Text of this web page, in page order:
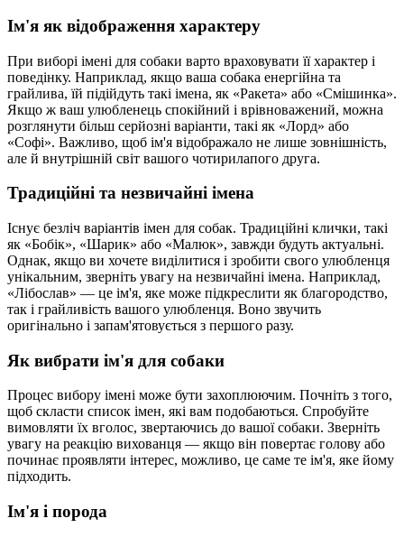
Ім'я як відображення характеру
При виборі імені для собаки варто враховувати її характер і
поведінку. Наприклад, якщо ваша собака енергійна та
грайлива, їй підійдуть такі імена, як «Ракета» або «Смішинка».
Якщо ж ваш улюбленець спокійний і врівноважений, можна
розглянути більш серйозні варіанти, такі як «Лорд» або
«Софі». Важливо, щоб ім'я відображало не лише зовнішність,
але й внутрішній світ вашого чотирилапого друга.
Традиційні та незвичайні імена
Існує безліч варіантів імен для собак. Традиційні клички, такі
як «Бобік», «Шарик» або «Малюк», завжди будуть актуальні.
Однак, якщо ви хочете виділитися і зробити свого улюбленця
унікальним, зверніть увагу на незвичайні імена. Наприклад,
«Лібослав» — це ім'я, яке може підкреслити як благородство,
так і грайливість вашого улюбленця. Воно звучить
оригінально і запам'ятовується з першого разу.
Як вибрати ім'я для собаки
Процес вибору імені може бути захоплюючим. Почніть з того,
щоб скласти список імен, які вам подобаються. Спробуйте
вимовляти їх вголос, звертаючись до вашої собаки. Зверніть
увагу на реакцію вихованця — якщо він повертає голову або
починає проявляти інтерес, можливо, це саме те ім'я, яке йому
підходить.
Ім'я і порода